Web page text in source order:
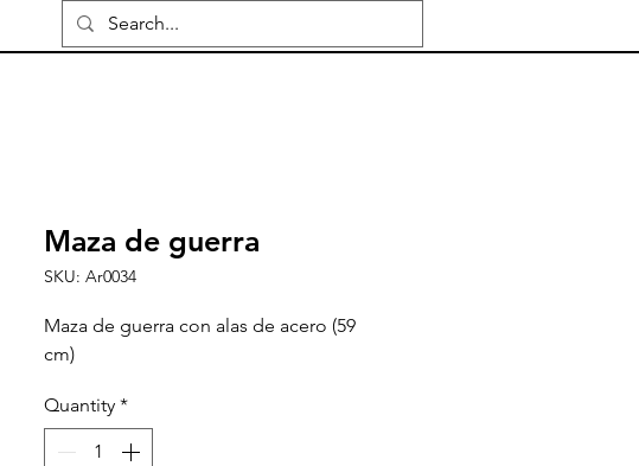
Maza de guerra
SKU: Ar0034
Maza de guerra con alas de acero (59
cm)
Quantity *